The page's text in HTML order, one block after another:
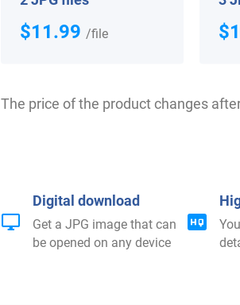
$11.99 /file
The price of the product changes
Digital download
Get a JPG image that can
be opened on any device